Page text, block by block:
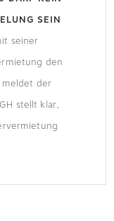
SEIN
seiner
den
der
stellt klar,
Kosten
umgehen.